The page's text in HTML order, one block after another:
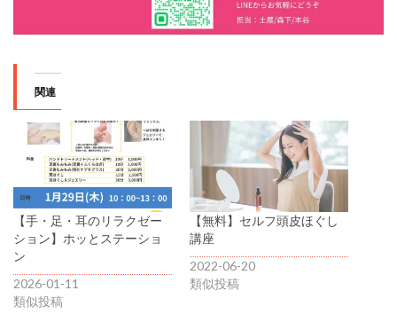
関連
【手・足・耳のリラクゼー
ション】ホッとステーショ
ン
2026-01-11
類似投稿
【無料】セルフ頭皮ほぐし
講座
2022-06-20
類似投稿